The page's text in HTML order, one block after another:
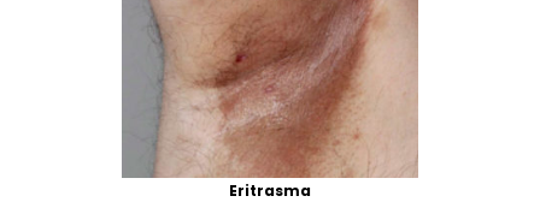
Eritrasma